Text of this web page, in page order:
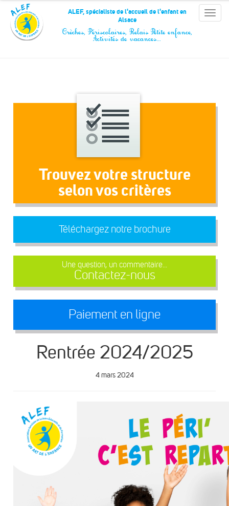
Panneau de gestion des cookies
Toggle
ALEF, spécialiste de l'accueil de l'enfant en
Alsace
Crèches, Périscolaires, Relais Petite enfance,
Activités de vacances…
Trouvez votre structure
selon vos critères
Téléchargez notre brochure
Une question, un commentaire...
Contactez-nous
Paiement en ligne
Rentrée 2024/2025
4 mars 2024